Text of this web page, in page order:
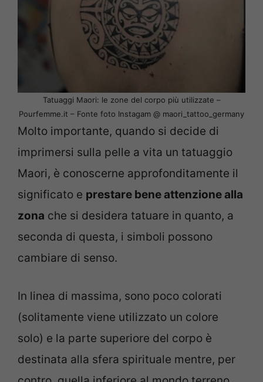
Tatuaggi Maori: le zone del corpo più utilizzate –
Pourfemme.it – Fonte foto Instagam @ maori_tattoo_germany
Molto importante, quando si decide di
imprimersi sulla pelle a vita un tatuaggio
Maori, è conoscerne approfonditamente il
significato e prestare bene attenzione alla
zona che si desidera tatuare in quanto, a
seconda di questa, i simboli possono
cambiare di senso.
In linea di massima, sono poco colorati
(solitamente viene utilizzato un colore
solo) e la parte superiore del corpo è
destinata alla sfera spirituale mentre, per